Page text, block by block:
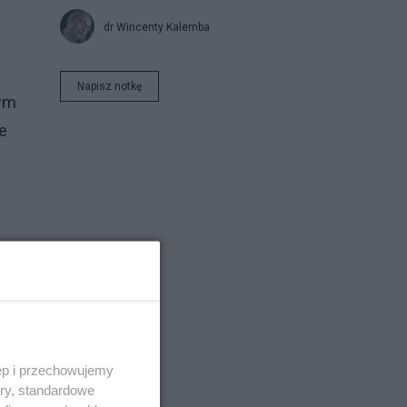
dr Wincenty Kalemba
Napisz notkę
i przechowujemy
standardowe